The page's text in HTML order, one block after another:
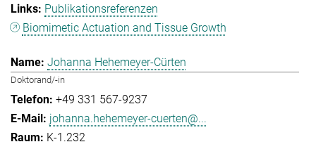
Publikationsreferenzen
Biomimetic Actuation and Tissue Growth
Johanna Hehemeyer-Cürten
Doktorand/-in
+49 331 567-9237
johanna.hehemeyer-cuerten@...
K-1.232